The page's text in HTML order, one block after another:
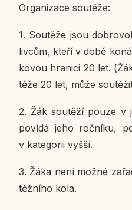
Or­ga­ni­za­ce sou­tě­že:
1.​ Sou­tě­že jsou
liv­cům, kteří v době
ko­vou hra­ni­ci 20 let.
tě­že 20 let, může
2.​ Žák sou­tě­ží pouze v
po­ví­dá jeho roč­ní­ku,
v ka­te­go­rii vyšší.
3.​ Žáka není možné
těž­ní­ho kola.